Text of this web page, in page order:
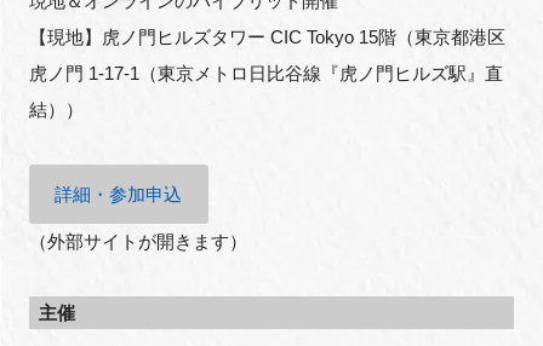
【現地】虎ノ門ヒルズタワー CIC Tokyo 15階（東京都港区
虎ノ門 1-17-1（東京メトロ日比谷線『虎ノ門ヒルズ駅』直
結））
詳細・参加申込
（外部サイトが開きます）
主催